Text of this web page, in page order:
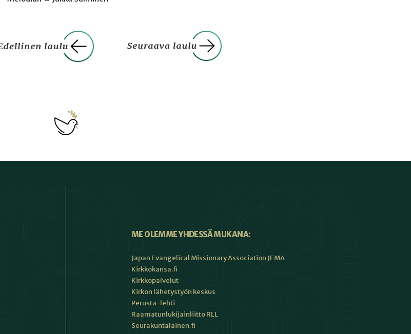
ME OLEMME YHDESSÄ MUKANA:
Japan Evangelical Missionary Association JEMA
Kirkkokansa.fi
Kirkkopalvelut
Kirkon lähetystyön keskus
Perusta-lehti
Raamatunlukijainliitto RLL
Seurakuntalainen.fi